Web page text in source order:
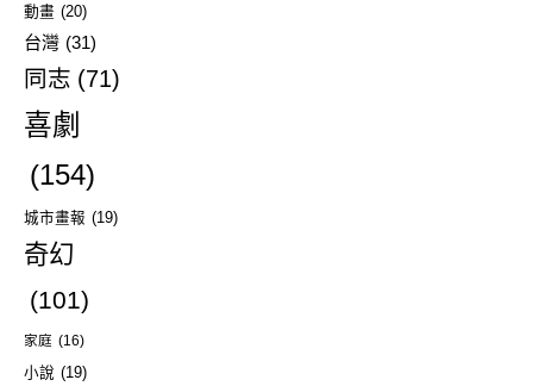
動畫 (20)
台灣 (31)
同志 (71)
喜劇
(154)
城市畫報 (19)
奇幻
(101)
家庭 (16)
小說 (19)